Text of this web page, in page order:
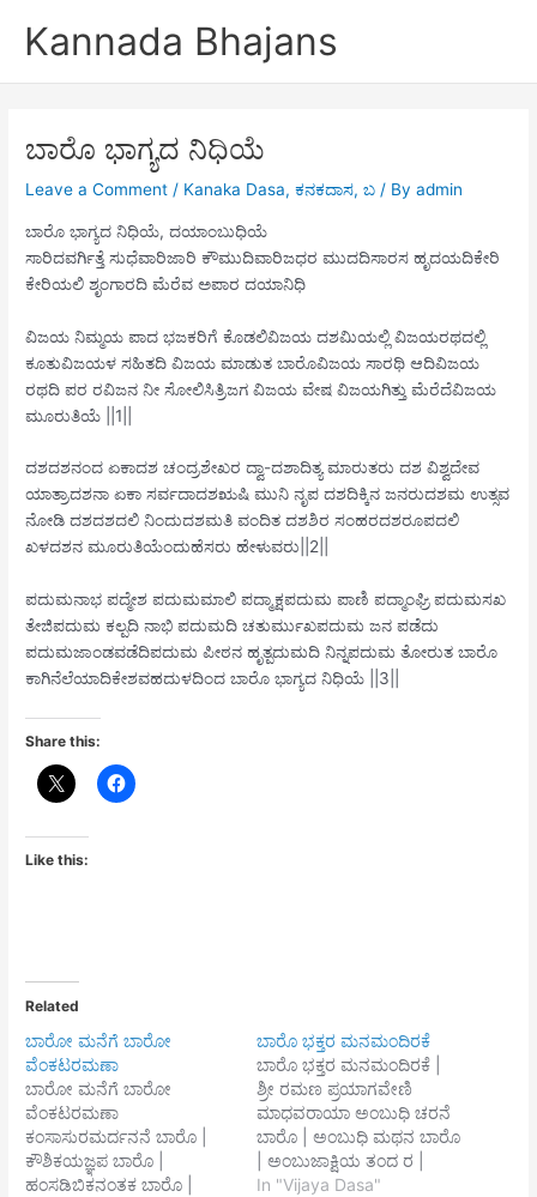
Kannada Bhajans
ಬಾರೊ ಭಾಗ್ಯದ ನಿಧಿಯೆ
Leave a Comment / Kanaka Dasa,ಕನಕದಾಸ,ಬ / Byadmin
ಬಾರೊ ಭಾಗ್ಯದ ನಿಧಿಯೆ, ದಯಾಂಬುಧಿಯೆ
ಸಾರಿದವರ್ಗಿತ್ತೆ ಸುಧೆವಾರಿಜಾರಿ ಕೌಮುದಿವಾರಿಜಧರ ಮುದದಿಸಾರಸ ಹೃದಯದಿಕೇರಿ
ಕೇರಿಯಲಿ ಶೃಂಗಾರದಿ ಮೆರೆವ ಅಪಾರ ದಯಾನಿಧಿ
ವಿಜಯ ನಿಮ್ಮಯ ಪಾದ ಭಜಕರಿಗೆ ಕೊಡಲಿವಿಜಯ ದಶಮಿಯಲ್ಲಿ ವಿಜಯರಥದಲ್ಲಿ
ಕೂತುವಿಜಯಳ ಸಹಿತದಿ ವಿಜಯ ಮಾಡುತ ಬಾರೊವಿಜಯ ಸಾರಥಿ ಆದಿವಿಜಯ
ರಥದಿ ಪರ ರವಿಜನ ನೀ ಸೋಲಿಸಿತ್ರಿಜಗ ವಿಜಯ ವೇಷ ವಿಜಯಗಿತ್ತು ಮೆರೆದೆವಿಜಯ
ಮೂರುತಿಯೆ ||1||
ದಶದಶನಂದ ಏಕಾದಶ ಚಂದ್ರಶೇಖರ ದ್ವಾ-ದಶಾದಿತ್ಯ ಮಾರುತರು ದಶ ವಿಶ್ವದೇವ
ಯಾತ್ರಾದಶನಾ ಏಕಾ ಸರ್ವದಾದಶಋಷಿ ಮುನಿ ನೃಪ ದಶದಿಕ್ಕಿನ ಜನರುದಶಮ ಉತ್ಸವ
ನೋಡಿ ದಶದಶದಲಿ ನಿಂದುದಶಮತಿ ವಂದಿತ ದಶಶಿರ ಸಂಹರದಶರೂಪದಲಿ
ಖಳದಶನ ಮೂರುತಿಯೆಂದುಹೆಸರು ಹೇಳುವರು||2||
ಪದುಮನಾಭ ಪದ್ಮೇಶ ಪದುಮಮಾಲಿ ಪದ್ಮಾಕ್ಷಪದುಮ ಪಾಣಿ ಪದ್ಮಾಂಘ್ರಿ ಪದುಮಸಖ
ತೇಜಿಪದುಮ ಕಲ್ಪದಿ ನಾಭಿ ಪದುಮದಿ ಚತುರ್ಮುಖಪದುಮ ಜನ ಪಡೆದು
ಪದುಮಜಾಂಡವಡೆದಿಪದುಮ ಪೀಠನ ಹೃತ್ಪದುಮದಿ ನಿನ್ನಪದುಮ ತೋರುತ ಬಾರೊ
ಕಾಗಿನೆಲೆಯಾದಿಕೇಶವಹದುಳದಿಂದ ಬಾರೊ ಭಾಗ್ಯದ ನಿಧಿಯೆ ||3||
Share this:
Like this:
Related
ಬಾರೋ ಮನೆಗೆ ಬಾರೋ
ವೆಂಕಟರಮಣಾ
ಬಾರೋ ಮನೆಗೆ ಬಾರೋ
ವೆಂಕಟರಮಣಾ
ಕಂಸಾಸುರಮರ್ದನನೆ ಬಾರೊ |
ಕೌಶಿಕಯಜ್ಞಪ ಬಾರೊ |
ಹಂಸಡಿಬಿಕನಂತಕ ಬಾರೊ |
ಬಾರೊ ಭಕ್ತರ ಮನಮಂದಿರಕೆ
ಬಾರೊ ಭಕ್ತರ ಮನಮಂದಿರಕೆ |
ಶ್ರೀ ರಮಣ ಪ್ರಯಾಗವೇಣಿ
ಮಾಧವರಾಯಾ ಅಂಬುಧಿ ಚರನೆ
ಬಾರೊ | ಅಂಬುಧಿ ಮಥನ ಬಾರೊ
| ಅಂಬುಜಾಕ್ಷಿಯ ತಂದ ರ |
ಕ್ತಾಂಬು ಪಾನನೆ ಬಾರೊ | ||1||
In "Vijaya Dasa"